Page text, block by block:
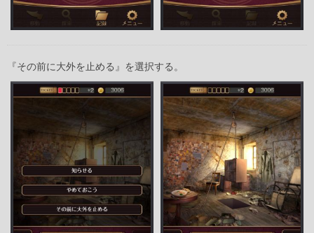
『その前に大外を止める』を選択する。